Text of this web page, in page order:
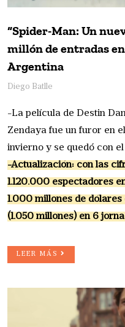
“Spider-Man: Un
millón de entradas
Argentina
Diego Batlle
-La película de Destin
Zendaya fue un furor en
invierno y se quedó con
-Actualización: con las
1.120.000 espectadores
1.000 millones de
(1.050 millones) en 6
LEER MÁS